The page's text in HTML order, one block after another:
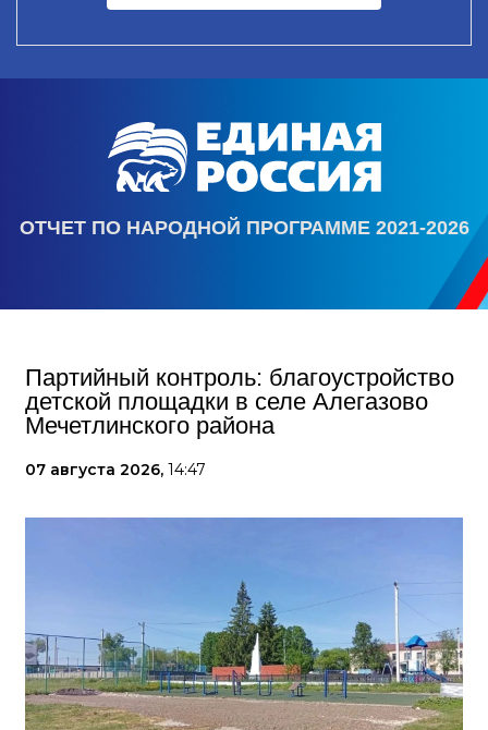
ОТЧЕТ ПО НАРОДНОЙ ПРОГРАММЕ 2021-2026
Партийный контроль: благоустройство
детской площадки в селе Алегазово
Мечетлинского района
07 августа 2026, 14:47